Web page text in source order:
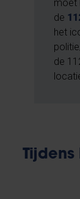
moet
de
het
de
Tijdens